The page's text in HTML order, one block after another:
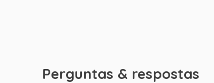
Perguntas & respostas